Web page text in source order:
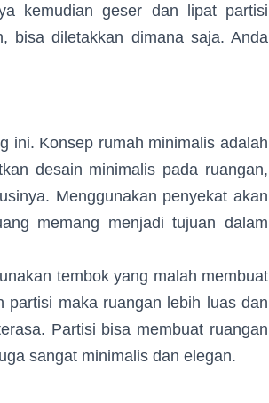
kemudian geser dan lipat partisi
bisa diletakkan dimana saja. Anda
Konsep rumah minimalis adalah
desain minimalis pada ruangan,
Menggunakan penyekat akan
memang menjadi tujuan dalam
tembok yang malah membuat
partisi maka ruangan lebih luas dan
Partisi bisa membuat ruangan
sangat minimalis dan elegan.